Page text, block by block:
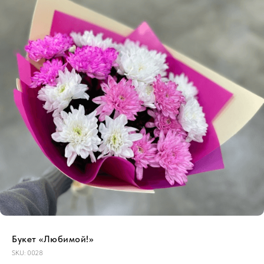
Букет «Любимой!»
SKU: 0028